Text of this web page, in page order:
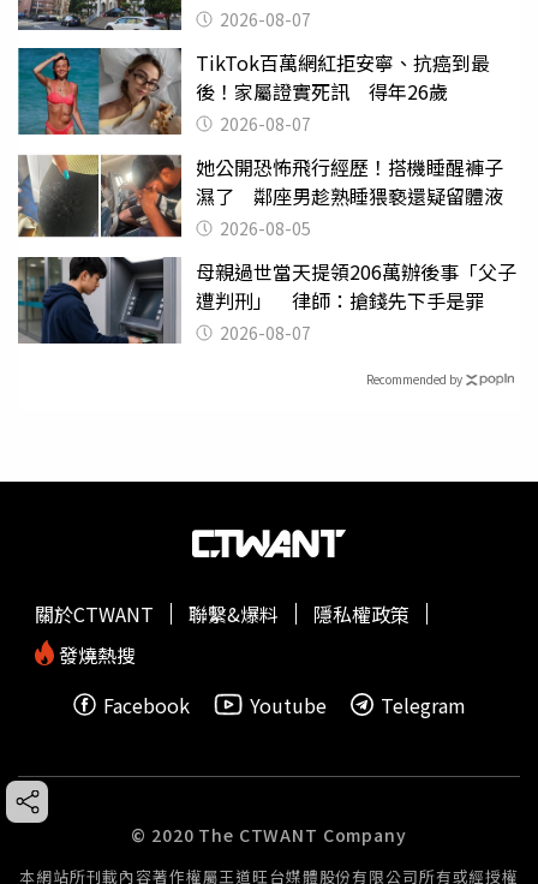
2026-08-07
TikTok百萬網紅拒安寧、抗癌到最
後！家屬證實死訊 得年26歲
2026-08-07
她公開恐怖飛行經歷！搭機睡醒褲子
濕了 鄰座男趁熟睡猥褻還疑留體液
2026-08-05
母親過世當天提領206萬辦後事「父子
遭判刑」 律師：搶錢先下手是罪
2026-08-07
Recommended by
關於CTWANT 聯繫&爆料
隱私權政策
發燒熱搜
Facebook
Youtube Telegram
© 2020 The CTWANT Company
本網站所刊載內容著作權屬王道旺台媒體股份有限公司所有或經授權